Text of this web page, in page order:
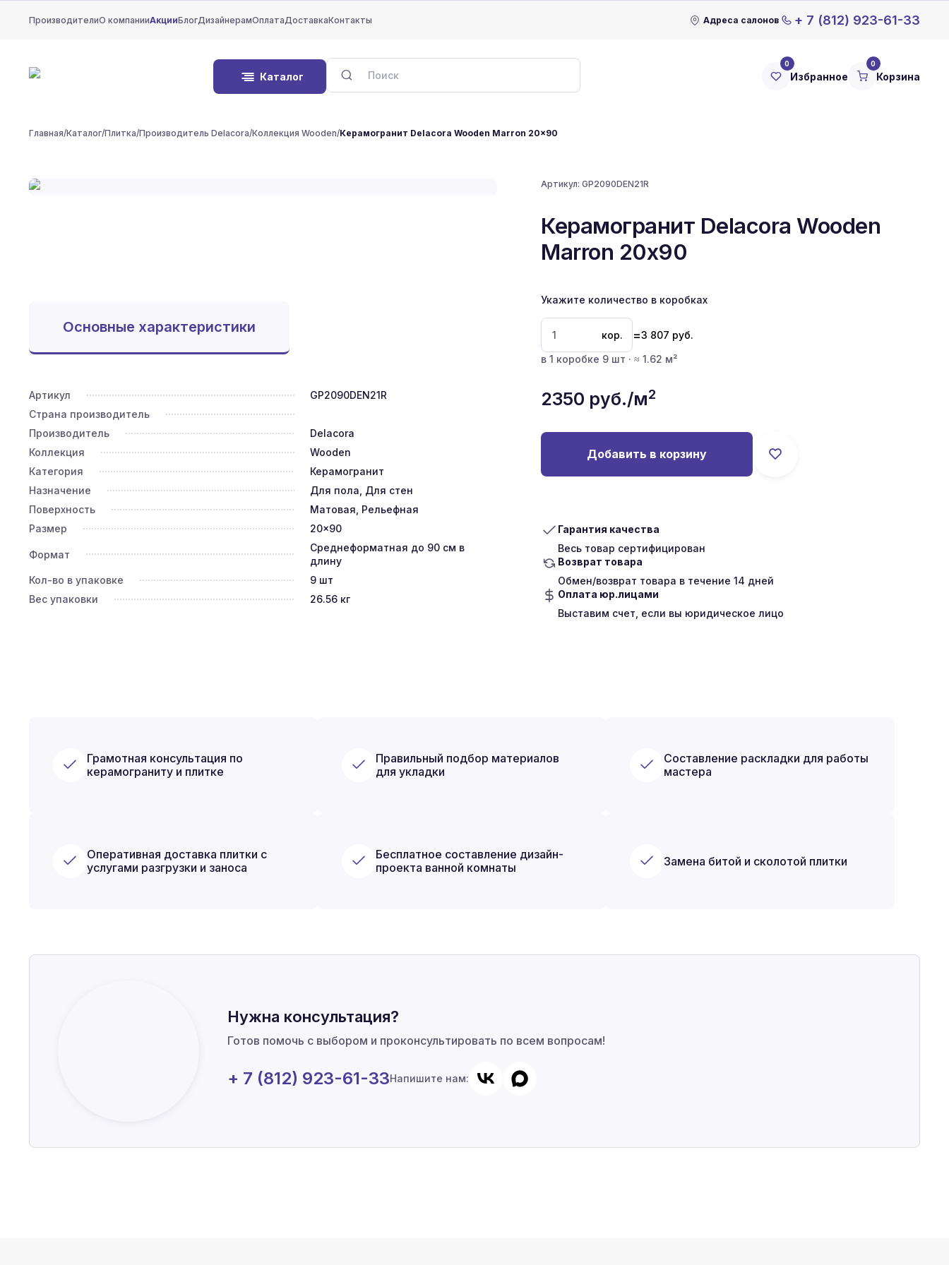
ПроизводителиО компанииАкцииБлогДизайнерамОплатаДоставкаКонтакты Адреса салонов + 7 (812) 923-61-33
Каталог
0
Избранное
0
Корзина
Главная/Каталог/Плитка/Производитель Delacora/Коллекция Wooden/Керамогранит Delacora Wooden Marron 20x90
Артикул:GP2090DEN21R
Керамогранит Delacora Wooden
Marron 20x90
Укажите количество в коробках
кор. =3 807 руб.
в 1 коробке 9 шт · ≈ 1.62 м²
2350 руб./м2
Добавить в корзину
Гарантия качества
Весь товар сертифицирован
Возврат товара
Обмен/возврат товара в течение 14 дней
Оплата юр.лицами
Выставим счет, если вы юридическое лицо
Основные характеристики
Артикул
GP2090DEN21R
Страна производитель
Производитель
Delacora
Коллекция
Wooden
Категория
Керамогранит
Назначение
Для пола, Для стен
Поверхность
Матовая, Рельефная
Размер
20x90
Формат
Среднеформатная до 90 см в
длину
Кол-во в упаковке
9шт
Вес упаковки
26.56кг
Грамотная консультация по
керамограниту и плитке
Правильный подбор материалов
для укладки
Составление раскладки для работы
мастера
Оперативная доставка плитки с
услугами разгрузки и заноса
Бесплатное составление дизайн-
проекта ванной комнаты
Замена битой и сколотой плитки
Нужна консультация?
Готов помочь с выбором и проконсультировать по всем вопросам!
+ 7 (812) 923-61-33Напишите нам: